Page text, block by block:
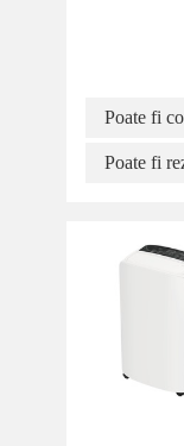
Poate fi
Poate fi